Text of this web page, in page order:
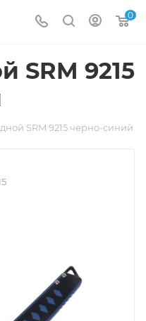
0
SRM 9215
SRM 9215 черно-синий